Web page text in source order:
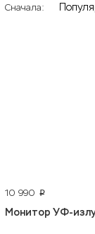
Сначала:
10 990 p
Монитор УФ-